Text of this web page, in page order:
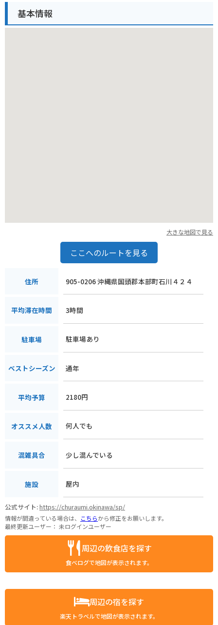
館内には、沖縄の海を再現した水槽が数多くあり、サンゴ礁や
深海の生き物など、多種多様な生物を観察できます。
基本情報
大きな地図で見る
ここへのルートを見る
住所 905-0206 沖縄県国頭郡本部町石川４２４
平均滞在時間 3時間
駐車場 駐車場あり
ベストシーズン 通年
平均予算 2180円
オススメ人数 何人でも
混雑具合 少し混んでいる
施設 屋内
公式サイト:https://churaumi.okinawa/sp/
情報が間違っている場合は、 こちらから修正をお願いします。
最終更新ユーザー： 未ログインユーザー
周辺の飲食店を探す
食べログで地図が表示されます。
周辺の宿を探す
楽天トラベルで地図が表示されます。